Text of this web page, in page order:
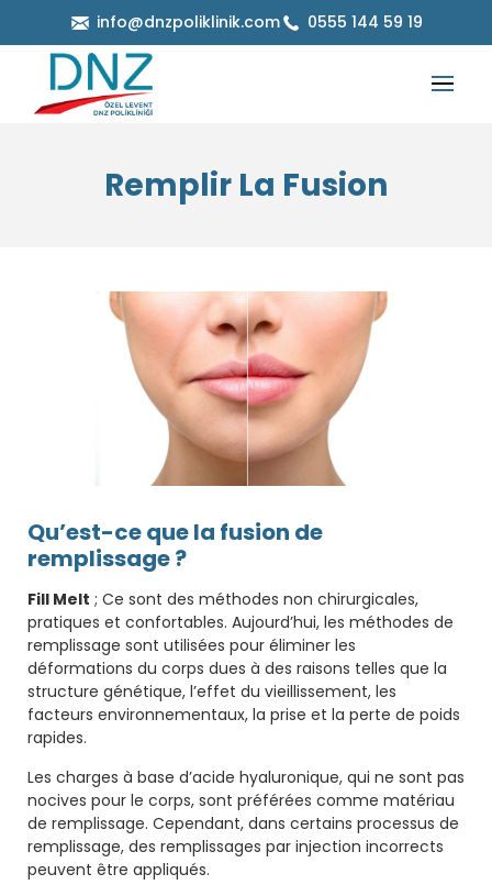
info@dnzpoliklinik.com 0555 144 59 19
Remplir La Fusion
Qu’est-ce que la fusion de
remplissage ?
Fill Melt ; Ce sont des méthodes non chirurgicales,
pratiques et confortables. Aujourd’hui, les méthodes de
remplissage sont utilisées pour éliminer les
déformations du corps dues à des raisons telles que la
structure génétique, l’effet du vieillissement, les
facteurs environnementaux, la prise et la perte de poids
rapides.
Les charges à base d’acide hyaluronique, qui ne sont pas
nocives pour le corps, sont préférées comme matériau
de remplissage. Cependant, dans certains processus de
remplissage, des remplissages par injection incorrects
peuvent être appliqués.